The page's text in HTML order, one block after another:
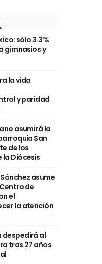
sólo 3.3%
gimnasios y
la vida
y paridad
asumirá la
San
de los
Diócesis
asume
de
el
la atención
despedirá al
tras 27 años